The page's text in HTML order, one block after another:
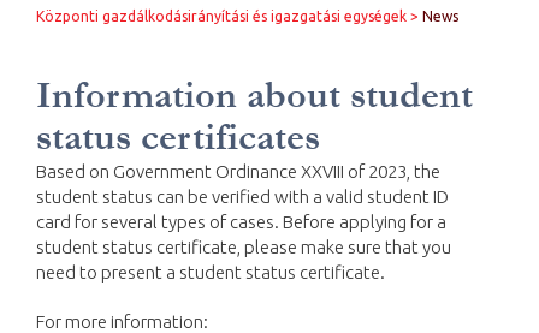
Központi gazdálkodásirányítási és igazgatási egységek
News
Information about student
status certificates
Based on Government Ordinance XXVIII of 2023, the
student status can be verified with a valid student ID
card for several types of cases. Before applying for a
student status certificate, please make sure that you
need to present a student status certificate.
For more information: